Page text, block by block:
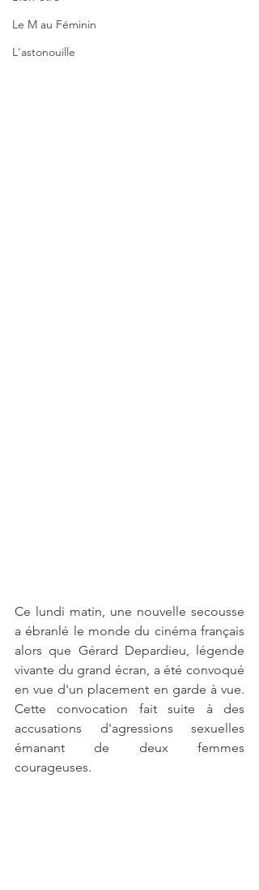
Le M au Féminin
L'astonouille
Ce lundi matin, une nouvelle secousse
a ébranlé le monde du cinéma français
alors que Gérard Depardieu, légende
vivante du grand écran, a été convoqué
en vue d'un placement en garde à vue.
Cette convocation fait suite à des
accusations d'agressions sexuelles
émanant de deux femmes
courageuses.